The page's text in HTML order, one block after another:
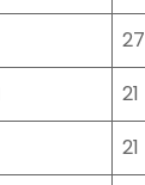
27
21
21